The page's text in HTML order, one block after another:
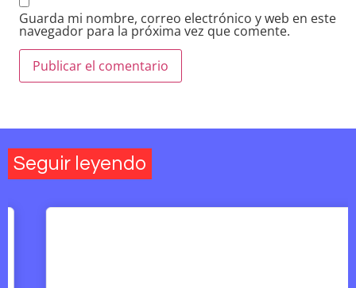
Guarda mi nombre, correo electrónico y web en este
navegador para la próxima vez que comente.
Seguir leyendo